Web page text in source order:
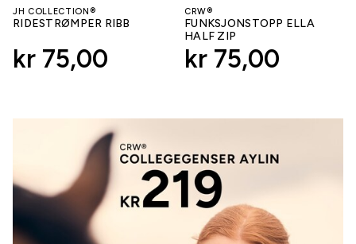
JH COLLECTION®
RIDESTRØMPER RIBB
kr 75,00
CRW®
FUNKSJONSTOPP ELLA
HALF ZIP
kr 75,00